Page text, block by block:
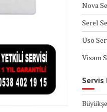
Nova
Serel
Üso
Visam